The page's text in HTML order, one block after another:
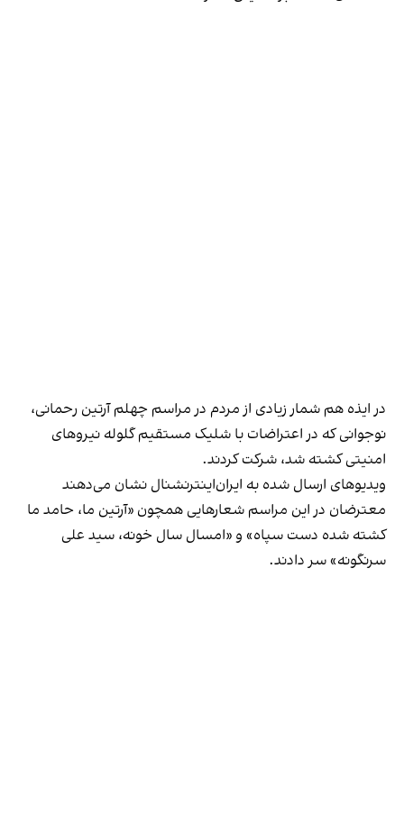
در ایذه هم شمار زیادی از مردم در مراسم چهلم آرتین رحمانی،
نوجوانی که در اعتراضات با شلیک مستقیم گلوله نیروهای
امنیتی کشته شد، شرکت کردند.
ویدیوهای ارسال‌ شده به ایران‌اینترنشنال نشان می‌دهند
معترضان در این مراسم شعارهایی همچون «آرتین ما، حامد ما
کشته‌ شده دست سپاه» و «امسال سال خونه، سید علی
سرنگونه» سر دادند.